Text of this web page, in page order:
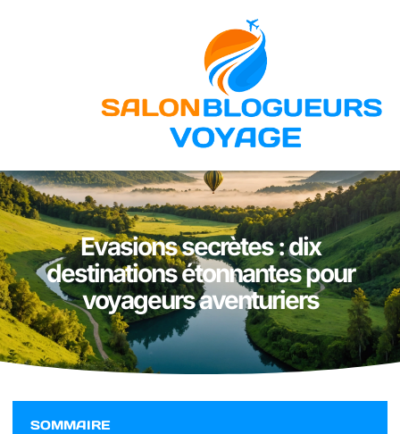
Evasions secrètes : dix
destinations étonnantes pour
voyageurs aventuriers
SOMMAIRE